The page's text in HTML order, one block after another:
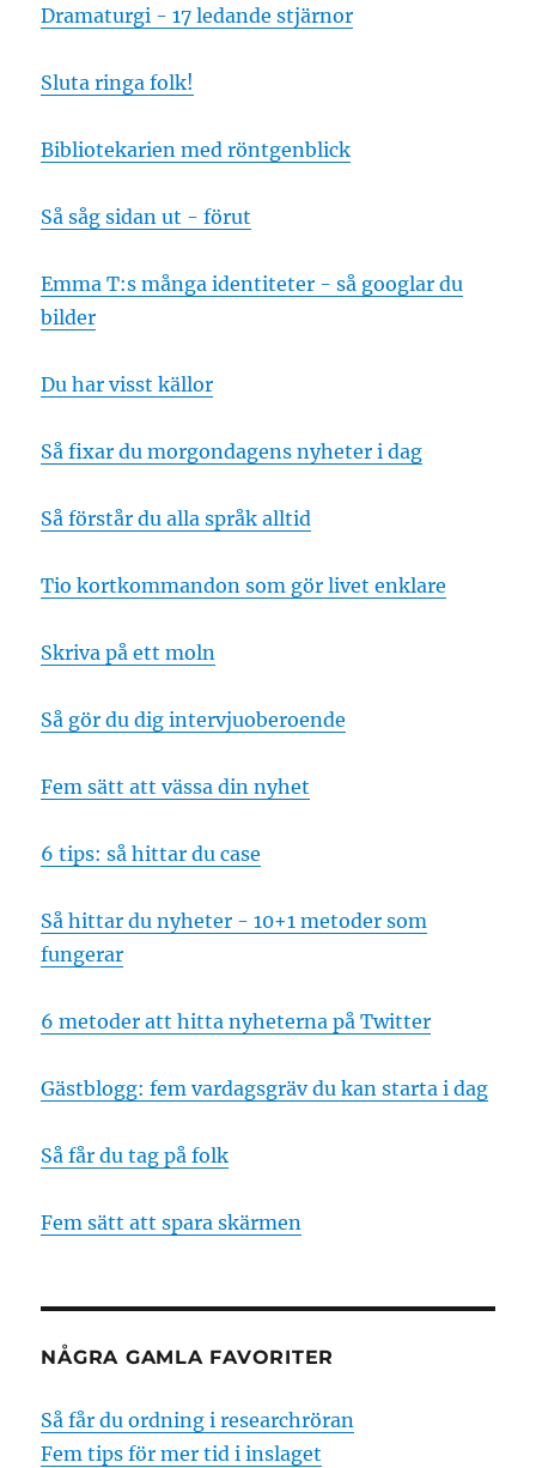
Dramaturgi - 17 ledande stjärnor
Sluta ringa folk!
Bibliotekarien med röntgenblick
Så såg sidan ut - förut
Emma T:s många identiteter - så googlar du
bilder
Du har visst källor
Så fixar du morgondagens nyheter i dag
Så förstår du alla språk alltid
Tio kortkommandon som gör livet enklare
Skriva på ett moln
Så gör du dig intervjuoberoende
Fem sätt att vässa din nyhet
6 tips: så hittar du case
Så hittar du nyheter - 10+1 metoder som
fungerar
6 metoder att hitta nyheterna på Twitter
Gästblogg: fem vardagsgräv du kan starta i dag
Så får du tag på folk
Fem sätt att spara skärmen
NÅGRA GAMLA FAVORITER
Så får du ordning i researchröran
Fem tips för mer tid i inslaget